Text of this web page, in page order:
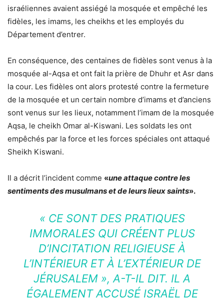
israéliennes avaient assiégé la mosquée et empêché les
fidèles, les imams, les cheikhs et les employés du
Département d’entrer.
En conséquence, des centaines de fidèles sont venus à la
mosquée al-Aqsa et ont fait la prière de Dhuhr et Asr dans
la cour. Les fidèles ont alors protesté contre la fermeture
de la mosquée et un certain nombre d’imams et d’anciens
sont venus sur les lieux, notamment l’imam de la mosquée
Aqsa, le cheikh Omar al-Kiswani. Les soldats les ont
empêchés par la force et les forces spéciales ont attaqué
Sheikh Kiswani.
Il a décrit l’incident comme «une attaque contre les
sentiments des musulmans et de leurs lieux saints».
« CE SONT DES PRATIQUES
IMMORALES QUI CRÉENT PLUS
D’INCITATION RELIGIEUSE À
L’INTÉRIEUR ET À L’EXTÉRIEUR DE
JÉRUSALEM », A-T-IL DIT. IL A
ÉGALEMENT ACCUSÉ ISRAËL DE